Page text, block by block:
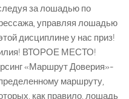
за лошадью по
управляя лошадью
дисциплине у нас приз!
ВТОРОЕ МЕСТО!
«Маршрут Доверия»-
маршруту,
как правило, лошадь